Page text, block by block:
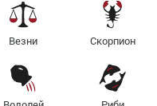
Везни Скорпион